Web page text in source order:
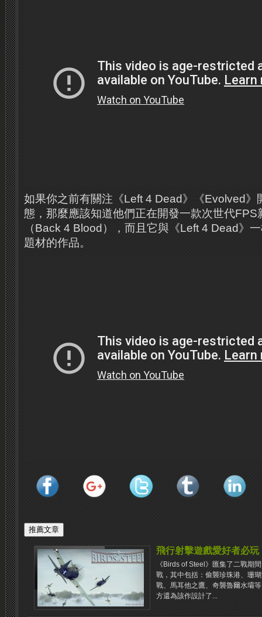
如果你之前有關注《Left 4 Dead》《Evolved》
態，那麼應該知道他們正在開發一款次世代
（Back 4 Blood），而且它與《Left 4 Dead》
題材的作品。
飛行射擊遊戲愛好者必
《Birds of Steel》匯集了二戰期
戰，其中包括：偷襲珍珠港、珊
戰、馬耳他之鷹、奇襲魯爾水壩
方還為該作設計了...